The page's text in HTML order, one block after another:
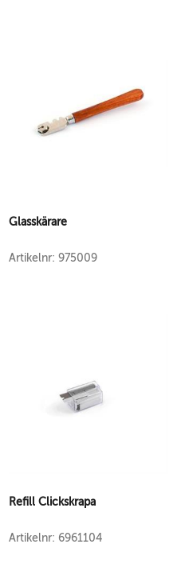
Glasskärare
Artikelnr: 975009
Refill Clickskrapa
Artikelnr: 6961104